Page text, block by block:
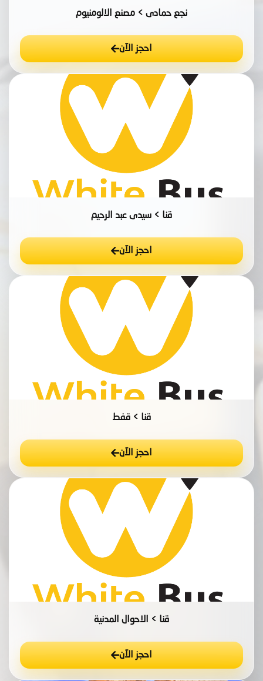
نجع حمادى > مصنع الالومنيوم
احجز الآن
قنا > سيدى عبد الرحيم
احجز الآن
قنا > قفط
احجز الآن
قنا > الاحوال المدنية
احجز الآن